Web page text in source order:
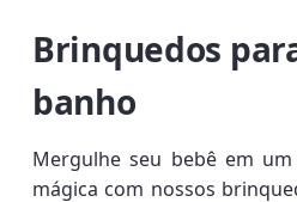
Brinquedos
banho
Mergulhe seu bebê em
mágica com nossos